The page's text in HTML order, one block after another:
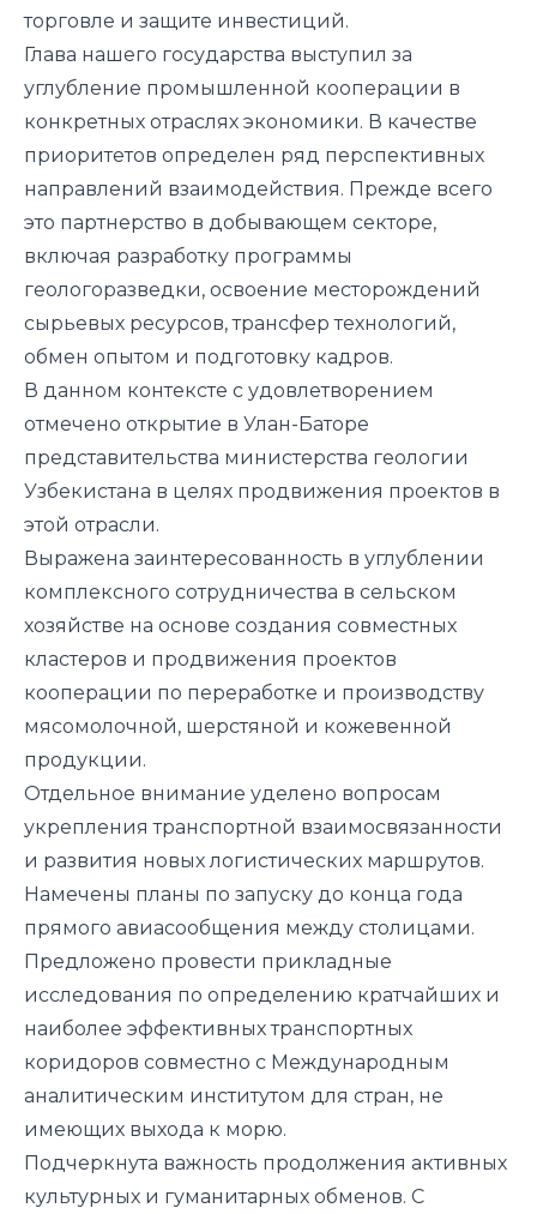
торговле и защите инвестиций.
Глава нашего государства выступил за
углубление промышленной кооперации в
конкретных отраслях экономики. В качестве
приоритетов определен ряд перспективных
направлений взаимодействия. Прежде всего
это партнерство в добывающем секторе,
включая разработку программы
геологоразведки, освоение месторождений
сырьевых ресурсов, трансфер технологий,
обмен опытом и подготовку кадров.
В данном контексте с удовлетворением
отмечено открытие в Улан-Баторе
представительства министерства геологии
Узбекистана в целях продвижения проектов в
этой отрасли.
Выражена заинтересованность в углублении
комплексного сотрудничества в сельском
хозяйстве на основе создания совместных
кластеров и продвижения проектов
кооперации по переработке и производству
мясомолочной, шерстяной и кожевенной
продукции.
Отдельное внимание уделено вопросам
укрепления транспортной взаимосвязанности
и развития новых логистических маршрутов.
Намечены планы по запуску до конца года
прямого авиасообщения между столицами.
Предложено провести прикладные
исследования по определению кратчайших и
наиболее эффективных транспортных
коридоров совместно с Международным
аналитическим институтом для стран, не
имеющих выхода к морю.
Подчеркнута важность продолжения активных
культурных и гуманитарных обменов. С